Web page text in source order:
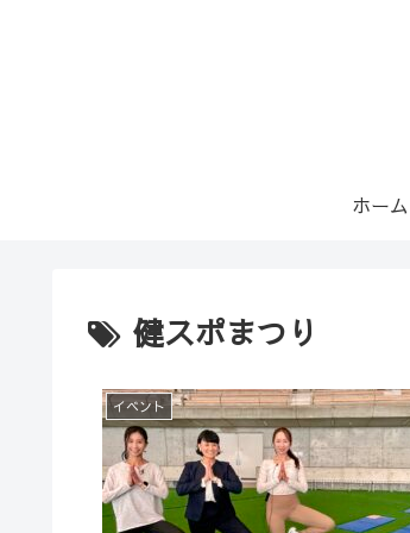
ホーム
健スポまつり
イベント